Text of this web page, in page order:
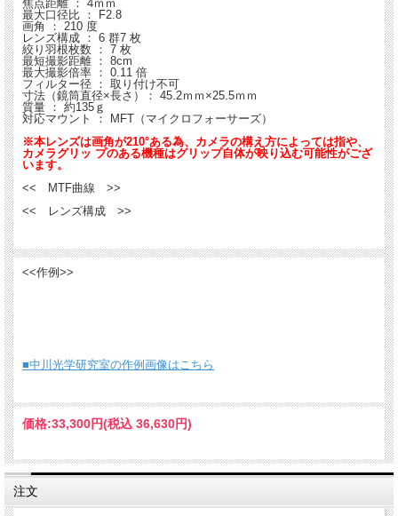
焦点距離 ： 4ｍｍ
最大口径比 ： F2.8
画角 ： 210 度
レンズ構成 ： 6 群7 枚
絞り羽根枚数 ： 7 枚
最短撮影距離 ： 8cm
最大撮影倍率 ： 0.11 倍
フィルター径 ： 取り付け不可
寸法（鏡筒直径×長さ）： 45.2ｍｍ×25.5ｍｍ
質量 ： 約135ｇ
対応マウント ： MFT（マイクロフォーサーズ）
※本レンズは画角が210°ある為、カメラの構え方によっては指や、
カメラグリッ プのある機種はグリップ自体が映り込む可能性がござ
います。
<< MTF曲線 >>
<< レンズ構成 >>
<<作例>>
■中川光学研究室の作例画像はこちら
価格:33,300円(税込 36,630円)
注文